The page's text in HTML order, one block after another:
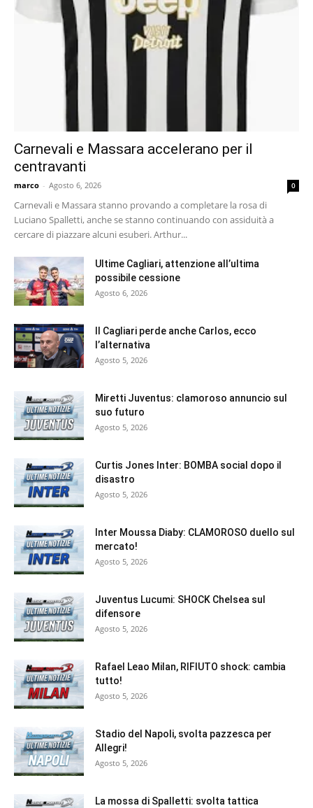
Carnevali e Massara accelerano per il
centravanti
marco - Agosto 6, 2026 0
Carnevali e Massara stanno provando a completare la rosa di
Luciano Spalletti, anche se stanno continuando con assiduità a
cercare di piazzare alcuni esuberi. Arthur...
Ultime Cagliari, attenzione all’ultima
possibile cessione
Agosto 6, 2026
Il Cagliari perde anche Carlos, ecco
l’alternativa
Agosto 5, 2026
Miretti Juventus: clamoroso annuncio sul
suo futuro
Agosto 5, 2026
Curtis Jones Inter: BOMBA social dopo il
disastro
Agosto 5, 2026
Inter Moussa Diaby: CLAMOROSO duello sul
mercato!
Agosto 5, 2026
Juventus Lucumi: SHOCK Chelsea sul
difensore
Agosto 5, 2026
Rafael Leao Milan, RIFIUTO shock: cambia
tutto!
Agosto 5, 2026
Stadio del Napoli, svolta pazzesca per
Allegri!
Agosto 5, 2026
La mossa di Spalletti: svolta tattica